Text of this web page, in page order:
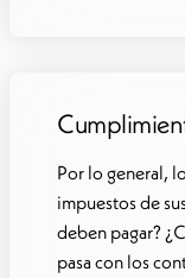
Por lo general,
impuestos de
deben pagar?
pasa con los